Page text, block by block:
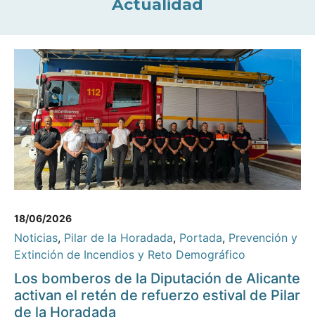
Actualidad
18/06/2026
Noticias, Pilar de la Horadada, Portada, Prevención y
Extinción de Incendios y Reto Demográfico
Los bomberos de la Diputación de Alicante
activan el retén de refuerzo estival de Pilar
de la Horadada